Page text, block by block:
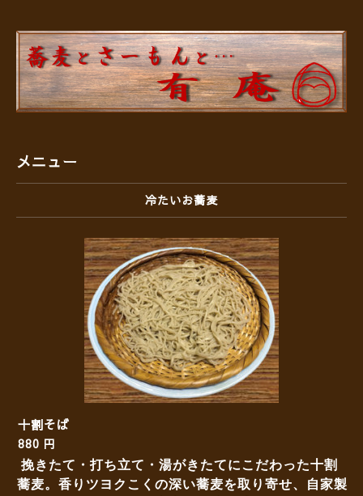
メニュー
冷たいお蕎麦
十割そば
880 円
挽きたて・打ち立て・湯がきたてにこだわった十割
蕎麦。香りツヨクこくの深い蕎麦を取り寄せ、自家製